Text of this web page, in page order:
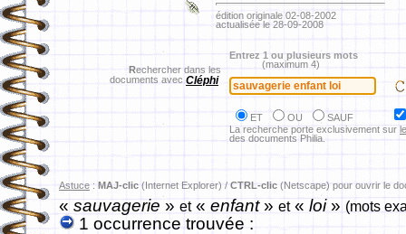
édition originale 02-08-2002
actualisée le 28-09-2008
Rechercher dans les
documents avec Cléphi
Entrez 1 ou plusieurs mots
(maximum 4)
ET OU
SAUF
La recherche porte exclusivement sur
des documents Philia.
Astuce : MAJ-clic (Internet Explorer) / CTRL-clic (Netscape) pour ouvrir le
«sauvagerie » et« enfant» et« loi» (mots
1 occurrence trouvée :